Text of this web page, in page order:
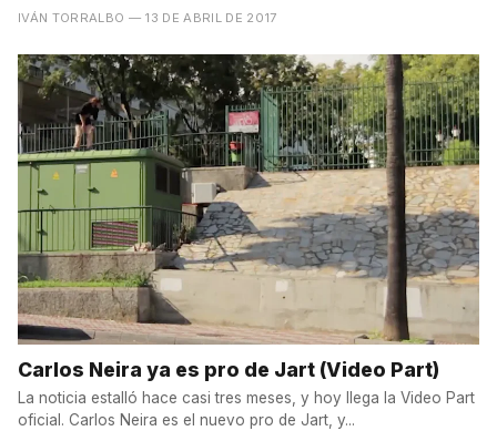
IVÁN TORRALBO — 13 DE ABRIL DE 2017
Carlos Neira ya es pro de Jart (Video Part)
La noticia estalló hace casi tres meses, y hoy llega la Video Part
oficial. Carlos Neira es el nuevo pro de Jart, y...